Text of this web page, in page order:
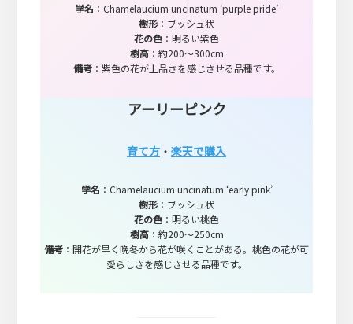
学名 ：Chamelaucium uncinatum ‘purple pride’
樹形 ：ブッシュ状
花の色 ：明るい紫色
樹高：約200～300cm
備考：紫色の花が上品さを感じさせる品種です。
アーリーピンク
育て方 ・ 楽天で購入
学名 ：Chamelaucium uncinatum ‘early pink’
樹形 ：ブッシュ状
花の色 ：明るい桃色
樹高：約200～250cm
備考 ：開花が早く晩冬から花が咲くことがある。桃色の花が可
愛らしさを感じさせる品種です。